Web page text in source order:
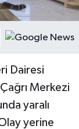
Dairesi
Merkezi
yaralı
yerine